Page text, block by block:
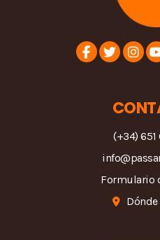
(+34)
Formulario